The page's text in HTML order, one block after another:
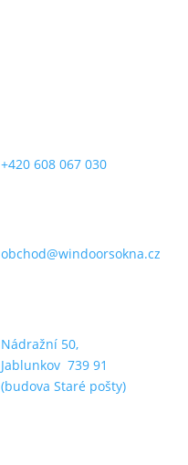
+420 608 067 030
obchod@windoorsokna.cz
Nádražní 50,
Jablunkov 739 91
(budova Staré pošty)